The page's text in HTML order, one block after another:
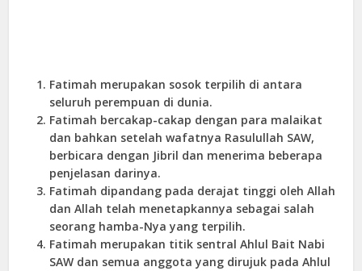
Fatimah merupakan sosok terpilih di antara
seluruh perempuan di dunia.
Fatimah bercakap-cakap dengan para malaikat
dan bahkan setelah wafatnya Rasulullah SAW,
berbicara dengan Jibril dan menerima beberapa
penjelasan darinya.
Fatimah dipandang pada derajat tinggi oleh Allah
dan Allah telah menetapkannya sebagai salah
seorang hamba-Nya yang terpilih.
Fatimah merupakan titik sentral Ahlul Bait Nabi
SAW dan semua anggota yang dirujuk pada Ahlul